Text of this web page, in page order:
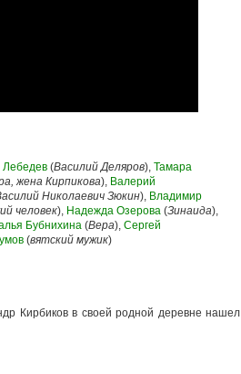
Лебедев (Василий Деляров), Тамара
жена Кирпикова), Валерий
Николаевич Зюкин), Владимир
человек), Надежда Озерова (Зинаида),
Бубнихина (Вера), Сергей
(вятский мужик)
Кирбиков в своей родной деревне нашел